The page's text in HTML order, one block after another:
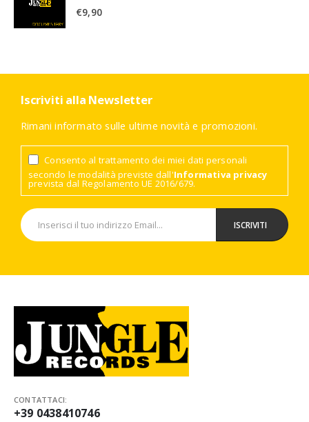
€9,90
Iscriviti alla Newsletter
Rimani informato sulle ultime novità e promozioni.
Consento al trattamento dei miei dati personali
secondo le modalità previste dall'Informativa privacy
prevista dal Regolamento UE 2016/679.
CONTATTACI:
+39 0438410746